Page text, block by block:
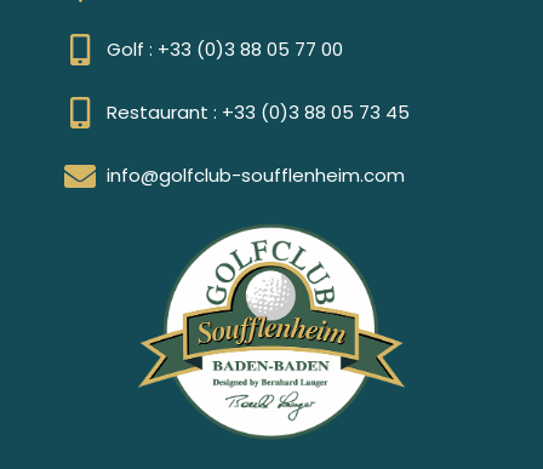
Golf : +33 (0)3 88 05 77 00
Restaurant : +33 (0)3 88 05 73 45
info@golfclub-soufflenheim.com